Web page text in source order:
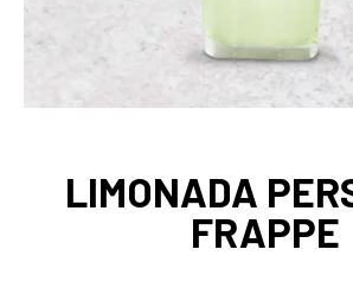
LIMONADA
FRAPPE